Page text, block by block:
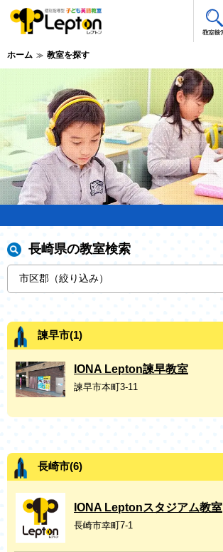
ホーム 教室を探す
長崎県の教室検索
諫早市(1)
IONA Lepton諫早教室
諫早市本町3-11
長崎市(6)
IONA Leptonスタジアム教室
長崎市幸町7-1